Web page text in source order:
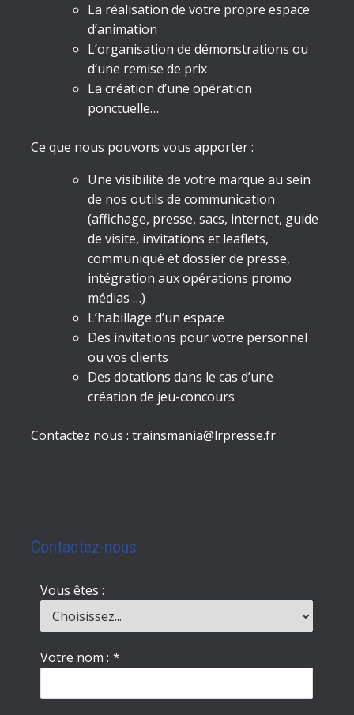
La réalisation de votre propre espace
d’animation
L’organisation de démonstrations ou
d’une remise de prix
La création d’une opération
ponctuelle…
Ce que nous pouvons vous apporter :
Une visibilité de votre marque au sein
de nos outils de communication
(affichage, presse, sacs, internet, guide
de visite, invitations et leaflets,
communiqué et dossier de presse,
intégration aux opérations promo
médias …)
L’habillage d’un espace
Des invitations pour votre personnel
ou vos clients
Des dotations dans le cas d’une
création de jeu-concours
Contactez nous : trainsmania@lrpresse.fr
Contactez-nous
Vous êtes :
Votre nom : *